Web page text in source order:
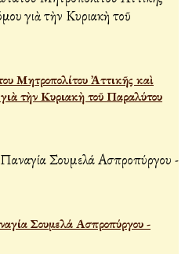
Μητροπολίτου Ἀττικῆς καὶ
τὴν Κυριακὴ τοῦ Παραλύτου
Σουμελά Ασπροπύργου -